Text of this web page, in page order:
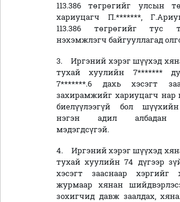
113.386төгрөгийг улсын
хариуцагч П.*******,
113.386 төгрөгийг тус
нэхэмжлэгч байгууллагад
3. Иргэний хэрэг шүүхэд
тухай хуулийн 7*******
7*******.6 дахь хэсэгт
захирамжийг хариуцагч нар
биелүүлээгүй бол
нэгэн адил албадан
мэдэгдсүгэй.
4. Иргэний хэрэг шүүхэд
тухай хуулийн 74 дүгээр
хэсэгт зааснаар хэргийг
журмаар хянан
зохигчид давж заалдах,